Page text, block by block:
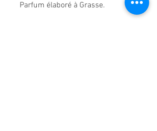
Parfum élaboré à Grasse.